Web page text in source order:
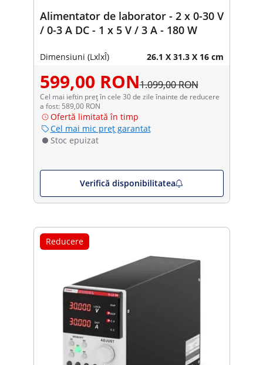
Alimentator de laborator - 2 x 0-30 V
/ 0-3 A DC - 1 x 5 V / 3 A - 180 W
Dimensiuni (LxlxÎ) 26.1 X 31.3 X 16 cm
599,00 RON1.099,00 RON
Cel mai ieftin preț în cele 30 de zile înainte de reducere
a fost: 589,00 RON
Ofertă limitată în timp
Cel mai mic preț garantat
Stoc epuizat
Verifică disponibilitatea
Reducere